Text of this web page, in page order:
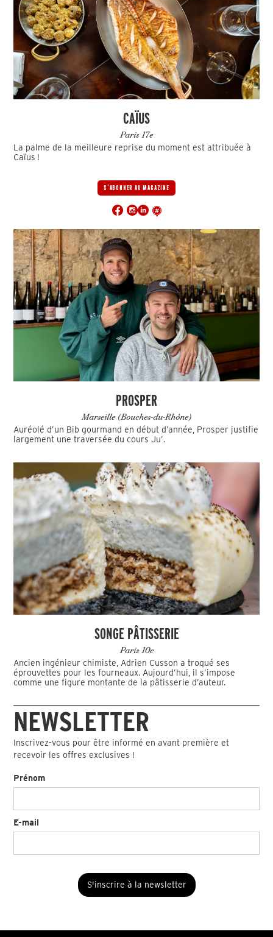
CAÏUS
Paris 17e
La palme de la meilleure reprise du moment est attribuée à
Caïus !
S'ABONNER AU MAGAZINE
PROSPER
Marseille (Bouches-du-Rhône)
Auréolé d’un Bib gourmand en début d’année, Prosper justifie
largement une traversée du cours Ju’.
SONGE PÂTISSERIE
Paris 10e
Ancien ingénieur chimiste, Adrien Cusson a troqué ses
éprouvettes pour les fourneaux. Aujourd’hui, il s’impose
comme une figure montante de la pâtisserie d’auteur.
NEWSLETTER
Inscrivez-vous pour être informé en avant première et
recevoir les offres exclusives !
Prénom
E-mail